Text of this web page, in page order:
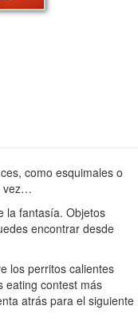
como esquimales o
vez…
la fantasía. Objetos
encontrar desde
los perritos calientes
eating contest más
atrás para el siguiente